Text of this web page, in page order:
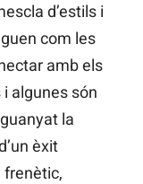
d’estils i
com les
amb els
algunes són
la
èxit
frenètic,